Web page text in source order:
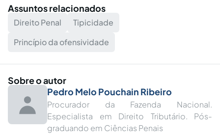
Assuntos relacionados
Direito Penal
Tipicidade
Princípio da ofensividade
Sobre o autor
Pedro Melo Pouchain Ribeiro
Procurador da Fazenda Nacional.
Especialista em Direito Tributário. Pós-
graduando em Ciências Penais